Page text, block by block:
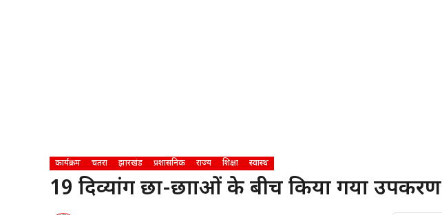
कार्यक्रम चतरा झारखंड प्रशासनिक राज्य शिक्षा स्वास्थ
19 दिव्यांग छात्र-छात्राओं के बीच किया गया